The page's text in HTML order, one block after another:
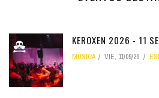
KEROXEN 2026 - 11
MÚSICA VIE, 11/09/26